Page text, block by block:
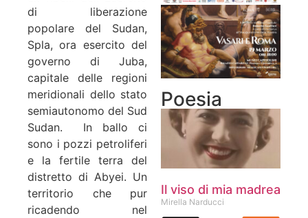
di liberazione
popolare del Sudan,
Spla, ora esercito del
governo di Juba,
capitale delle regioni
meridionali dello stato
semiautonomo del Sud
Sudan. In ballo ci
sono i pozzi petroliferi
e la fertile terra del
distretto di Abyei. Un
territorio che pur
ricadendo nel
Poesia
Il viso di mia madrea
Mirella Narducci